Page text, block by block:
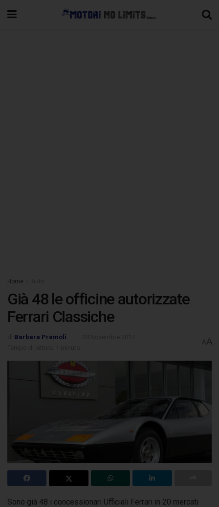
Home
Già 48 le officine autorizzate
Ferrari Classiche
Barbara Premoli
AA
Sono già 48 i concessionari Ufficiali Ferrari in 20 mercati